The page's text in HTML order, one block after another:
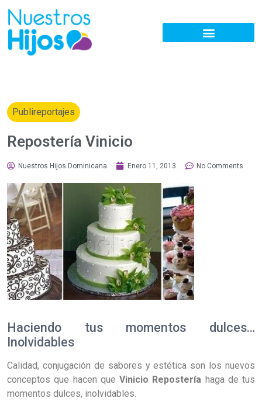
Publireportajes
Repostería Vinicio
Nuestros Hijos Dominicana Enero 11, 2013 No Comments
Haciendo tus momentos dulces…
Inolvidables
Calidad, conjugación de sabores y estética son los nuevos
conceptos que hacen que Vinicio Repostería haga de tus
momentos dulces, inolvidables.